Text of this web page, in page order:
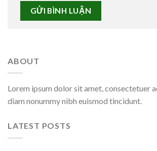
ABOUT
Lorem ipsum dolor sit amet, consectetuer
diam nonummy nibh euismod tincidunt.
LATEST POSTS